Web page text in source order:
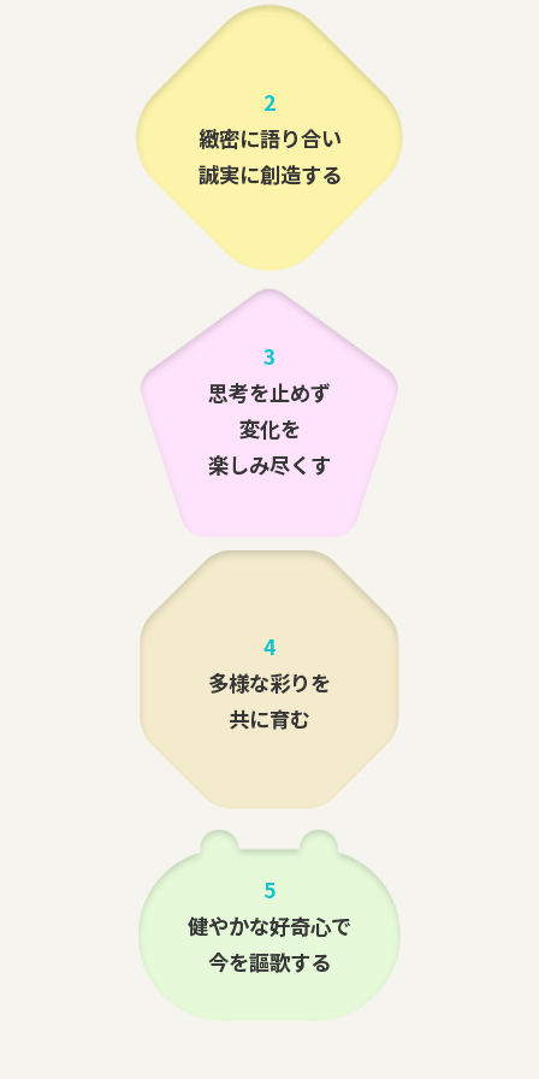
2
緻密に語り合い
誠実に創造する
3
思考を止めず
変化を
楽しみ尽くす
4
多様な彩りを
共に育む
5
健やかな好奇心で
今を謳歌する